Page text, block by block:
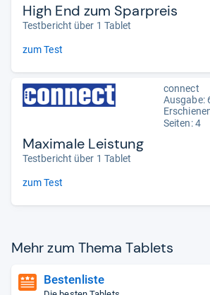
High End zum Sparpreis
Testbericht über 1 Tablet
zum Test
connect
Ausgabe:
Seiten: 4
Maximale Leistung
Testbericht über 1 Tablet
zum Test
Mehr zum Thema Tablets
Bestenliste